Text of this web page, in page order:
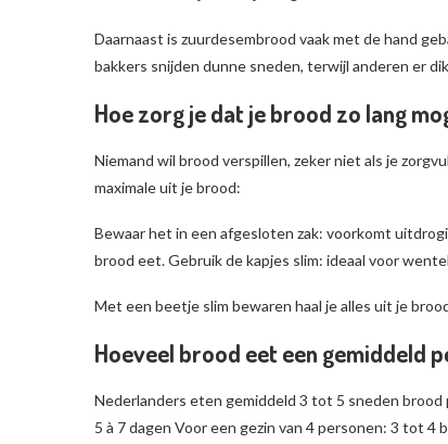
Daarnaast is zuurdesembrood vaak met de hand
bakkers snijden dunne sneden, terwijl anderen er
Hoe zorg je dat je brood zo lang
Niemand wil brood verspillen, zeker niet als je
maximale uit je brood:
Bewaar het in een afgesloten zak: voorkomt
brood eet. Gebruik de kapjes slim: ideaal voor
Met een beetje slim bewaren haal je alles uit je
Hoeveel brood eet een gemiddeld
Nederlanders eten gemiddeld 3 tot 5 sneden
5 à 7 dagen Voor een gezin van 4 personen: 3 tot